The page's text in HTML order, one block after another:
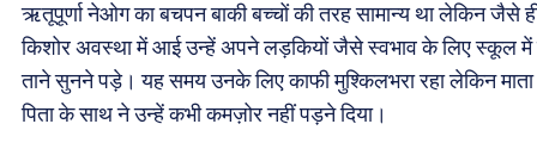
ऋतूपूर्णा नेओग का बचपन बाकी बच्चों की तरह सामान्य था लेकिन जैसे
किशोर अवस्था में आई उन्हें अपने लड़कियों जैसे स्वभाव के लिए स्कूल
ताने सुनने पड़े। यह समय उनके लिए काफी मुश्किलभरा रहा लेकिन माता
पिता के साथ ने उन्हें कभी कमज़ोर नहीं पड़ने दिया।